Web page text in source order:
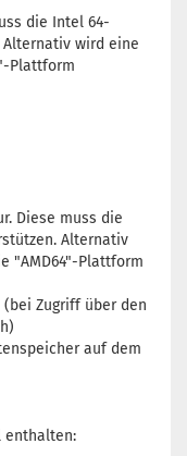
die Intel 64-
Alternativ wird eine
Plattform
Diese muss die
Alternativ
"AMD64"-Plattform
(bei Zugriff über den
auf dem
enthalten: